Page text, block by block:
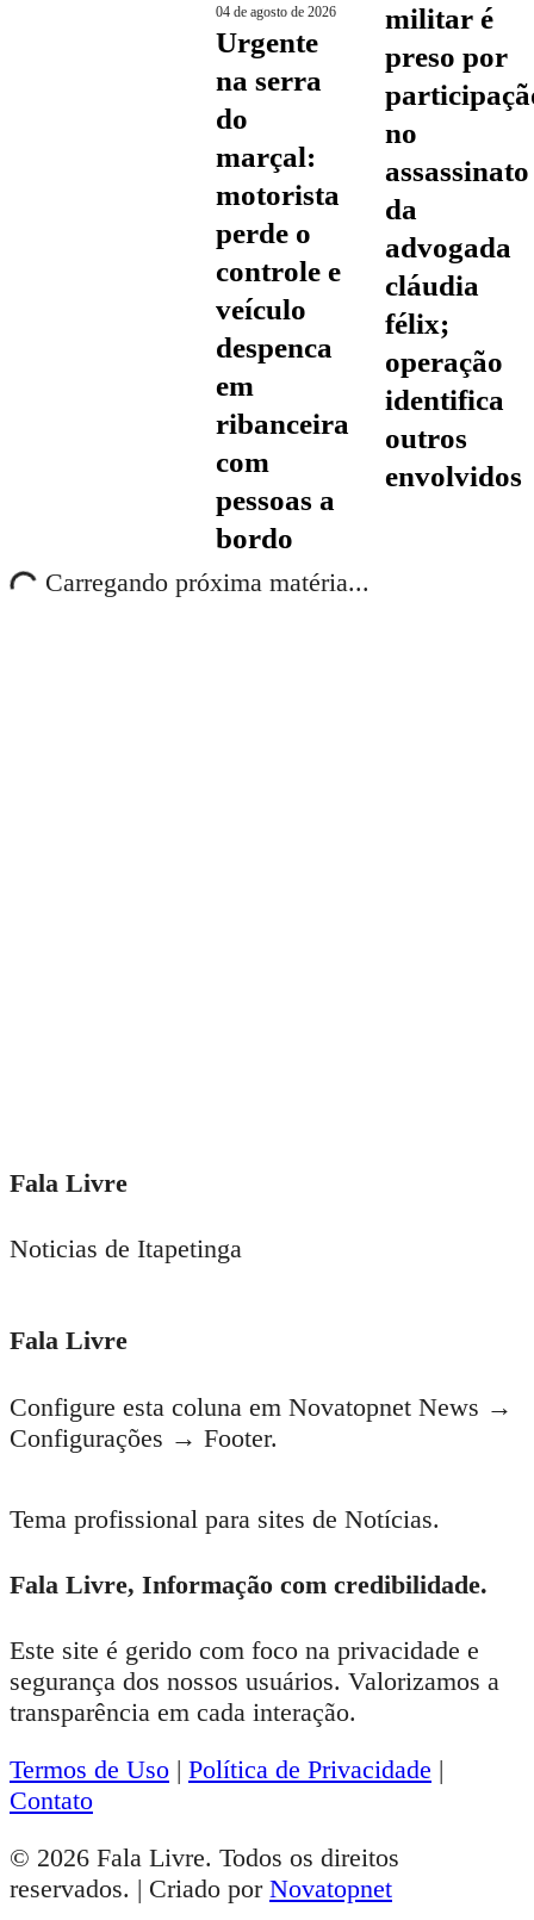
04 de agosto de 2026
urgente
na serra
do
marçal:
motorista
perde o
controle e
veículo
despenca
em
ribanceira
com
pessoas a
bordo
militar é
preso por
no
assassinato
da
advogada
cláudia
félix;
operação
identifica
outros
envolvidos
Carregando próxima matéria...
Fala Livre
Noticias de Itapetinga
Fala Livre
Configure esta coluna em Novatopnet News →
Configurações → Footer.
Tema profissional para sites de Notícias.
Fala Livre, Informação com credibilidade.
Este site é gerido com foco na privacidade e
segurança dos nossos usuários. Valorizamos a
transparência em cada interação.
Termos de Uso | Política de Privacidade |
Contato
© 2026 Fala Livre. Todos os direitos
reservados. | Criado por Novatopnet